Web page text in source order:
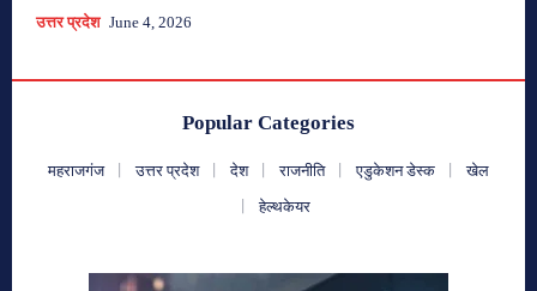
उत्तर प्रदेश June 4, 2026
Popular Categories
महराजगंज उत्तर प्रदेश देश राजनीति एडुकेशन डेस्क
खेल
हेल्थकेयर